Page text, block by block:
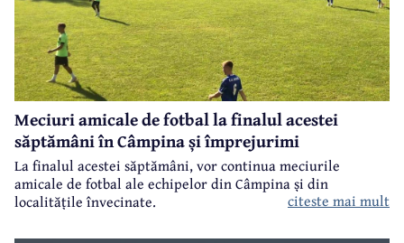
Meciuri amicale de fotbal la finalul acestei
săptămâni în Câmpina și împrejurimi
La finalul acestei săptămâni, vor continua meciurile
amicale de fotbal ale echipelor din Câmpina și din
localitățile învecinate.
citeste mai mult